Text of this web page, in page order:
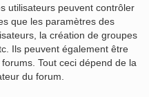
utilisateurs peuvent contrôler
que les paramètres des
la création de groupes
Ils peuvent également être
Tout ceci dépend de la
du forum.